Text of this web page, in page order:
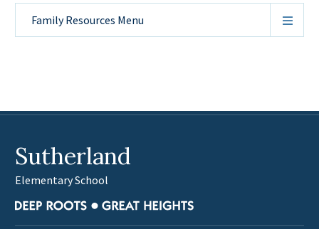
Family Resources Menu
Sutherland
Elementary School